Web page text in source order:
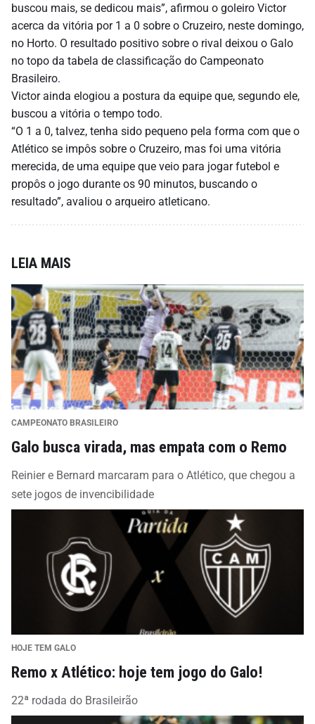
buscou mais, se dedicou mais”, afirmou o goleiro Victor
acerca da vitória por 1 a 0 sobre o Cruzeiro, neste domingo,
no Horto. O resultado positivo sobre o rival deixou o Galo
no topo da tabela de classificação do Campeonato
Brasileiro.
Victor ainda elogiou a postura da equipe que, segundo ele,
buscou a vitória o tempo todo.
“O 1 a 0, talvez, tenha sido pequeno pela forma com que o
Atlético se impôs sobre o Cruzeiro, mas foi uma vitória
merecida, de uma equipe que veio para jogar futebol e
propôs o jogo durante os 90 minutos, buscando o
resultado”, avaliou o arqueiro atleticano.
LEIA MAIS
CAMPEONATO BRASILEIRO
Galo busca virada, mas empata com o Remo
Reinier e Bernard marcaram para o Atlético, que chegou a
sete jogos de invencibilidade
HOJE TEM GALO
Remo x Atlético: hoje tem jogo do Galo!
22ª rodada do Brasileirão